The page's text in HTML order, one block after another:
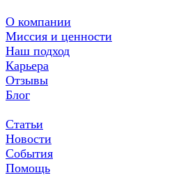
О компании
Миссия и ценности
Наш подход
Карьера
Отзывы
Блог
Статьи
Новости
События
Помощь